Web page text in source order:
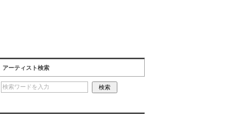
アーティスト検索